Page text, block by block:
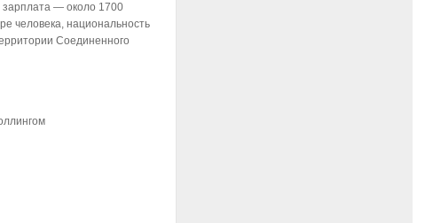
зарплата — около 1700
человека, национальность
Соединенного